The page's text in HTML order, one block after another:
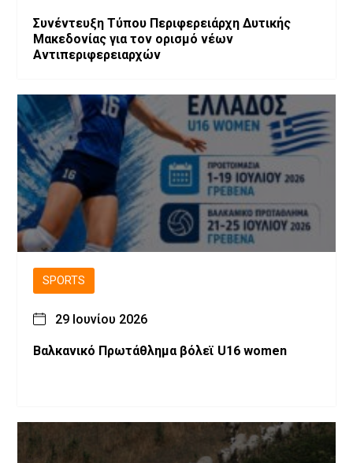
Συνέντευξη Τύπου Περιφερειάρχη Δυτικής
Μακεδονίας για τον ορισμό νέων
Αντιπεριφερειαρχών
SPORTS
29 Ιουνίου 2026
Βαλκανικό Πρωτάθλημα βόλεϊ U16 women